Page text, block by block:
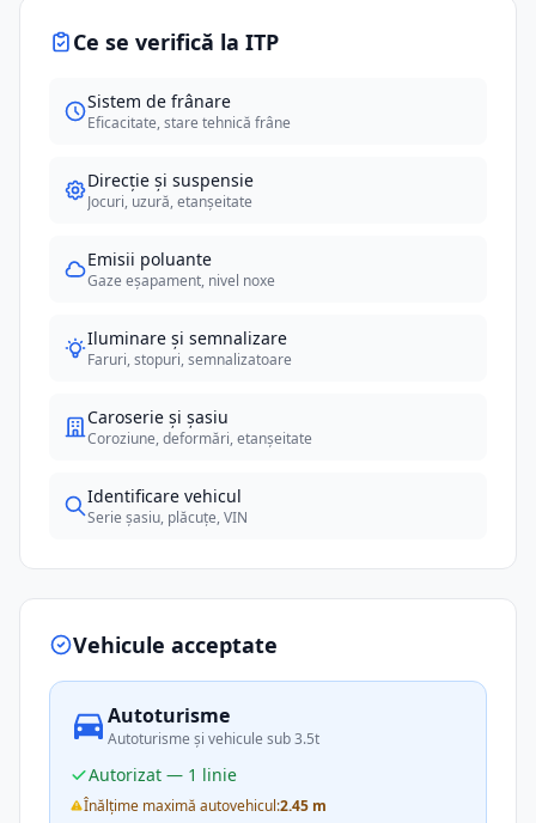
Ce se verifică la ITP
Sistem de frânare
Eficacitate, stare tehnică frâne
Direcție și suspensie
Jocuri, uzură, etanșeitate
Emisii poluante
Gaze eșapament, nivel noxe
Iluminare și semnalizare
Faruri, stopuri, semnalizatoare
Caroserie și șasiu
Coroziune, deformări, etanșeitate
Identificare vehicul
Serie șasiu, plăcuțe, VIN
Vehicule acceptate
Autoturisme
Autoturisme și vehicule sub 3.5t
Autorizat — 1 linie
Înălțime maximă autovehicul:2.45 m